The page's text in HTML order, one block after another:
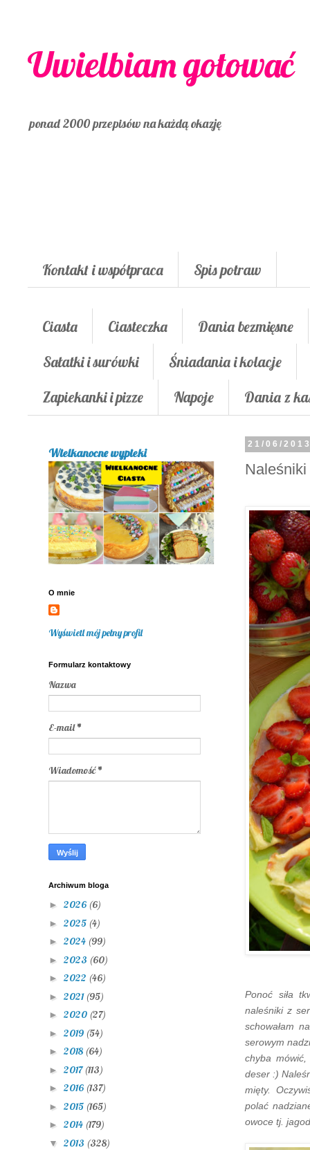
Uwielbiam gotować
ponad 2000 przepisów na każdą okazję
Kontakt i współpraca Spis potraw
Ciasta Ciasteczka
Dania bezmięsne
Sałatki i surówki
Śniadania i kolacje
Zapiekanki i pizze
Napoje Dania z
21/06/
Ponoć siła
naleśniki z
schowałam
serowym
chyba mówić,
deser :)
mięty.
polać
owoce tj.
Wielkanocne wypieki
O mnie
Wyświetl mój pełny profil
Formularz kontaktowy
Nazwa
E-mail*
Wiadomość*
Archiwum bloga
► 2026 (6)
► 2025 (4)
► 2024 (99)
► 2023 (60)
► 2022 (46)
► 2021 (95)
► 2020 (27)
► 2019 (54)
► 2018 (64)
► 2017(113)
► 2016 (137)
► 2015 (165)
► 2014 (179)
▼ 2013 (328)